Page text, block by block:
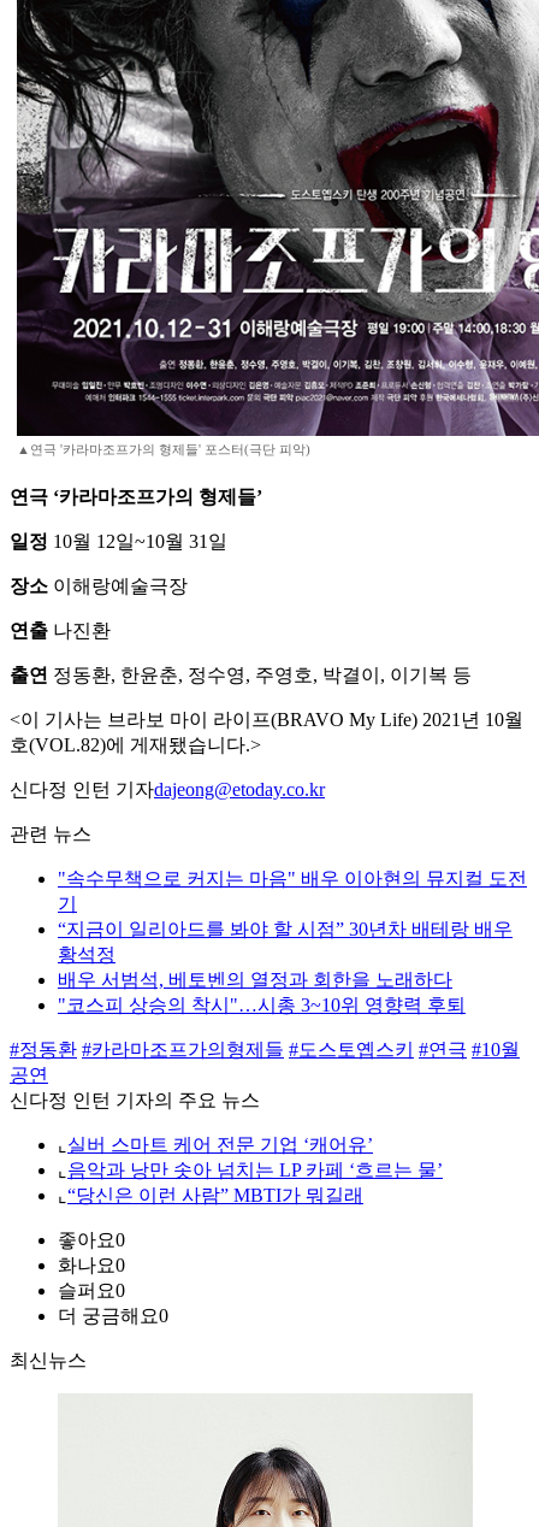
▲연극 '카라마조프가의 형제들' 포스터(극단 피악)
연극 ‘카라마조프가의 형제들’
일정 10월 12일~10월 31일
장소 이해랑예술극장
연출 나진환
출연 정동환, 한윤춘, 정수영, 주영호, 박결이, 이기복 등
<이 기사는 브라보 마이 라이프(BRAVO My Life) 2021년 10월
호(VOL.82)에 게재됐습니다.>
신다정 인턴 기자dajeong@etoday.co.kr
관련 뉴스
"속수무책으로 커지는 마음" 배우 이아현의 뮤지컬 도전
기
“지금이 일리아드를 봐야 할 시점” 30년차 배테랑 배우
황석정
배우 서범석, 베토벤의 열정과 회한을 노래하다
"코스피 상승의 착시"…시총 3~10위 영향력 후퇴
#정동환 #카라마조프가의형제들 #도스토옙스키 #연극 #10월
공연
신다정 인턴 기자의 주요 뉴스
⌞ 실버 스마트 케어 전문 기업 ‘캐어유’
⌞ 음악과 낭만 솟아 넘치는 LP 카페 ‘흐르는 물’
⌞ “당신은 이런 사람” MBTI가 뭐길래
좋아요0
화나요0
슬퍼요0
더 궁금해요0
최신뉴스